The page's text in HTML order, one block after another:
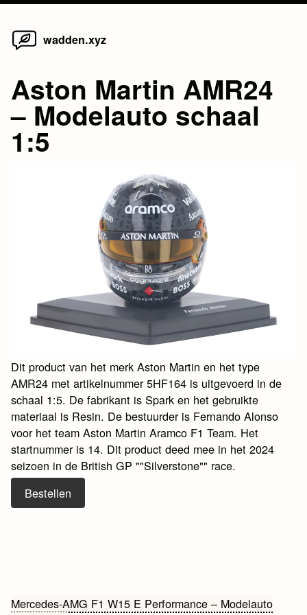
Skip
wadden.xyz
Aston Martin AMR24
– Modelauto schaal
1:5
Dit product van het merk Aston Martin en het type
AMR24 met artikelnummer 5HF164 is uitgevoerd in de
schaal 1:5. De fabrikant is Spark en het gebruikte
materiaal is Resin. De bestuurder is Fernando Alonso
voor het team Aston Martin Aramco F1 Team. Het
startnummer is 14. Dit product deed mee in het 2024
seizoen in de British GP ""Silverstone"" race.
Bestellen
Bericht
Mercedes-AMG F1 W15 E Performance – Modelauto